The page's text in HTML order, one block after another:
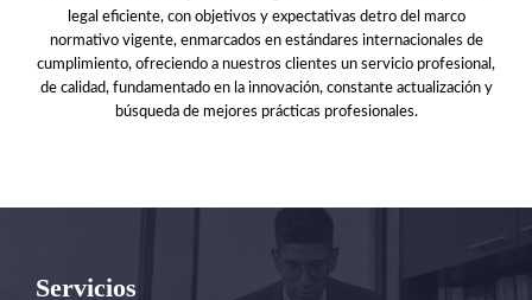
legal eficiente, con objetivos y expectativas detro del marco
normativo vigente, enmarcados en estándares internacionales de
cumplimiento, ofreciendo a nuestros clientes un servicio profesional,
de calidad, fundamentado en la innovación, constante actualización y
búsqueda de mejores prácticas profesionales.
Servicios